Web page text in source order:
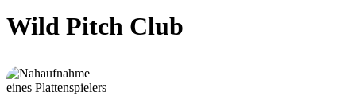
Wild Pitch Club